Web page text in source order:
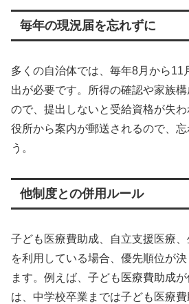
毎年の現況届を忘れずに
多くの自治体では、毎年8月から11
出が必要です。所得の確認や家族
ので、提出しないと受給資格が失わ
役所から案内が郵送されるので、
う。
他制度との併用ルール
子ども医療費助成、自立支援医療
を利用している場合、優先順位が
ます。例えば、子ども医療費助成
は、中学校卒業までは子ども医療